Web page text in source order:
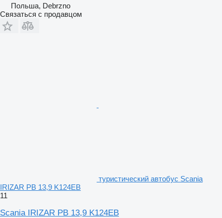
Польша, Debrzno
Связаться с продавцом
туристический автобус Scania
IRIZAR PB 13,9 K124EB
11
Scania IRIZAR PB 13,9 K124EB